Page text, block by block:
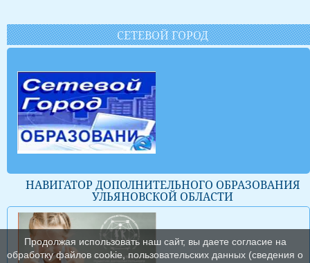
СЕТЕВОЙ ГОРОД
НАВИГАТОР ДОПОЛНИТЕЛЬНОГО ОБРАЗОВАНИЯ
УЛЬЯНОВСКОЙ ОБЛАСТИ
Продолжая использовать наш сайт, вы даете согласие на
обработку файлов cookie, пользовательских данных (сведения о